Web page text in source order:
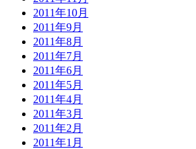
2011年10月
2011年9月
2011年8月
2011年7月
2011年6月
2011年5月
2011年4月
2011年3月
2011年2月
2011年1月